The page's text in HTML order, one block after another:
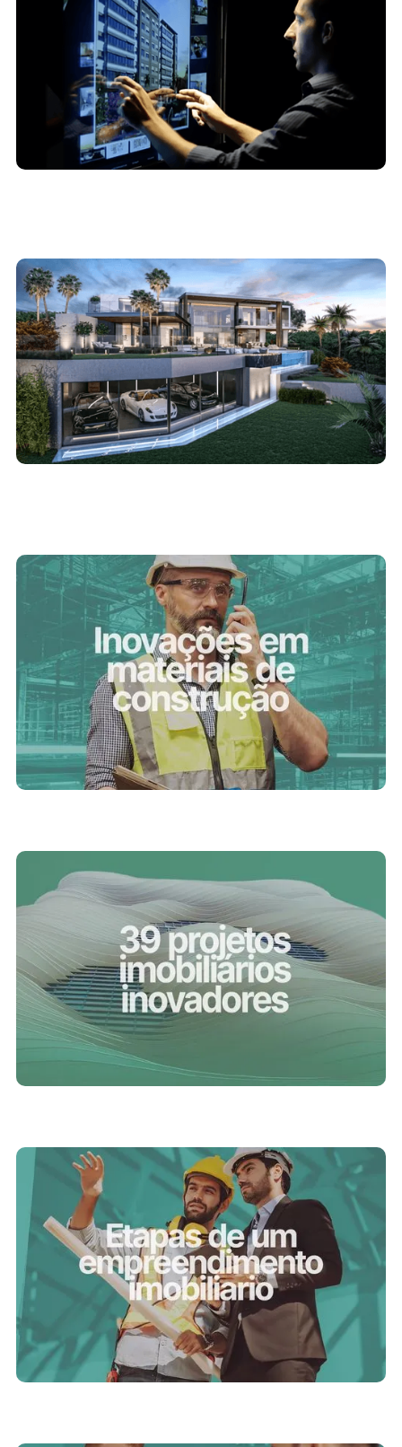
do mercado imobiliário
11/11/2024
5 técnicas de marketing imobiliário para atrair
leads de alto padrão
7/11/2023
Inovações em materiais de construção:
moldando o futuro da construção civil
11/9/2023
Inovação no Mercado Imobiliário: 39 projetos
que transformaram a paisagem urbana
6/9/2023
Etapas de um empreendimento imobiliário:
passo a passo de um lançamento